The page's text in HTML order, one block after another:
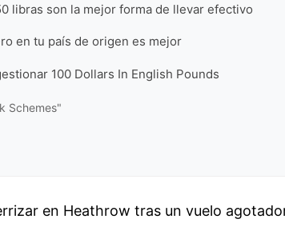
libras son la mejor forma de llevar efectivo
en tu país de origen es mejor
100 Dollars In English Pounds
Schemes"
en Heathrow tras un vuelo